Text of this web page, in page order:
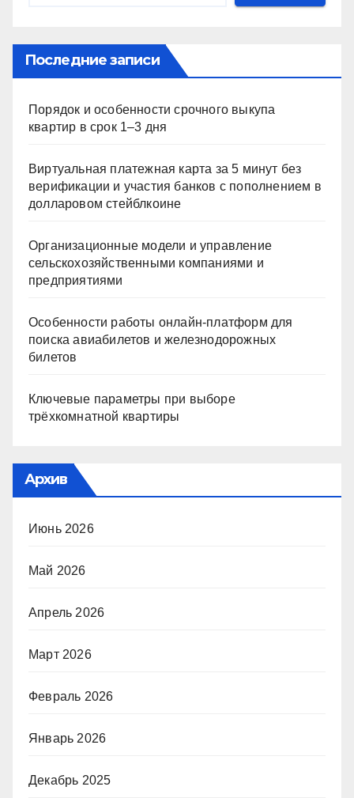
Последние записи
Порядок и особенности срочного выкупа
квартир в срок 1–3 дня
Виртуальная платежная карта за 5 минут без
верификации и участия банков с пополнением в
долларовом стейблкоине
Организационные модели и управление
сельскохозяйственными компаниями и
предприятиями
Особенности работы онлайн-платформ для
поиска авиабилетов и железнодорожных
билетов
Ключевые параметры при выборе
трёхкомнатной квартиры
Архив
Июнь 2026
Май 2026
Апрель 2026
Март 2026
Февраль 2026
Январь 2026
Декабрь 2025